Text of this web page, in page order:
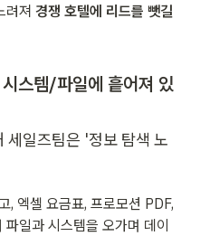
려져 경쟁 호텔에 리드를 뺏길
스템/파일에 흩어져 있
세일즈팀은 '정보 탐색 노
, 엑셀 요금표, 프로모션 PDF,
일과 시스템을 오가며 데이